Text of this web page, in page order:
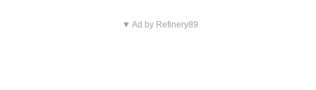
▼ Ad by Refinery89